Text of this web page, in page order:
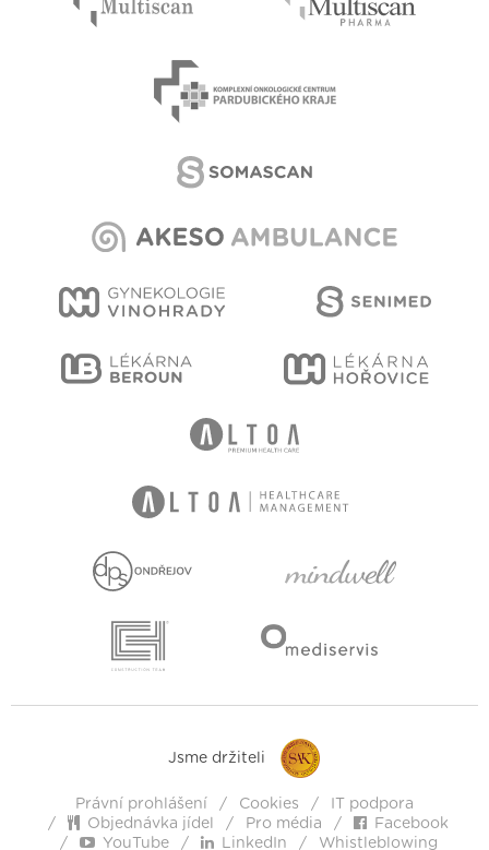
Jsme držiteli
Právní prohlášení Cookies
IT podpora
Objednávka jídel
Pro média
Facebook
YouTube
LinkedIn Whistleblowing